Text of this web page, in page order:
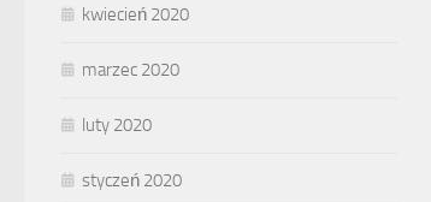
kwiecień 2020
marzec 2020
luty 2020
styczeń 2020